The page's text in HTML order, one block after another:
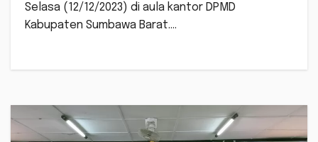
Selasa (12/12/2023) di aula kantor DPMD
Kabupaten Sumbawa Barat.…